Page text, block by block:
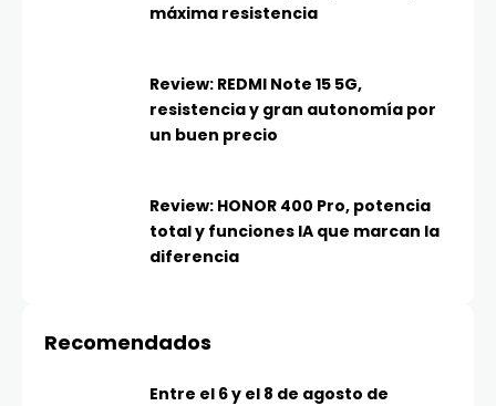
máxima resistencia
Review: REDMI Note 15 5G,
resistencia y gran autonomía por
un buen precio
Review: HONOR 400 Pro, potencia
total y funciones IA que marcan la
diferencia
Recomendados
Entre el 6 y el 8 de agosto de